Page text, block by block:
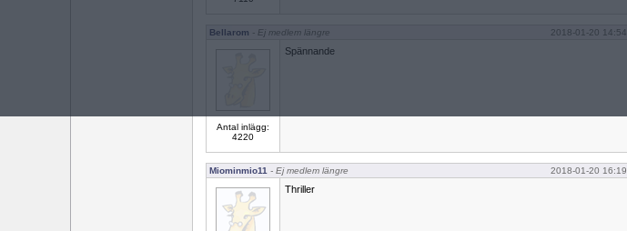
Bellarom - Ej medlem längre 2018-01-20 14:54
Antal inlägg:
4220
Spännande
Miominmio11 - Ej medlem längre 2018-01-20 16:19
Thriller